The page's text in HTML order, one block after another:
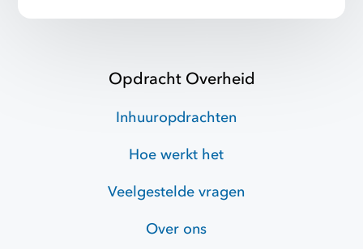
Opdracht Overheid
Inhuuropdrachten
Hoe werkt het
Veelgestelde vragen
Over ons